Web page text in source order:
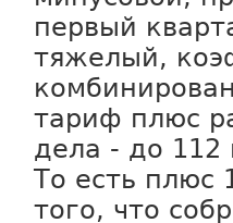
первый
тяжелый,
тариф плюс
дела - до 112
То есть плюс
того, что